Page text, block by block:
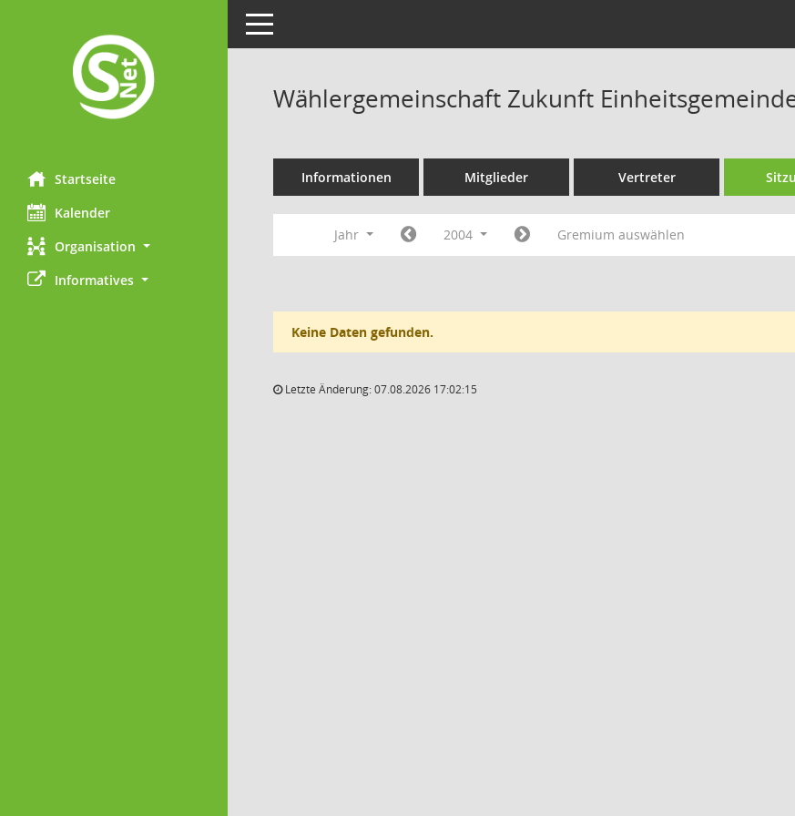
Startseite
Kalender
Organisation
Informatives
Toggle navigation
Wählergemeinschaft Zukunft
Informationen Mitglieder Vertreter
Jahr 2004 Gremium auswählen
Keine Daten gefunden.
Letzte Änderung: 07.08.2026 17:02:15